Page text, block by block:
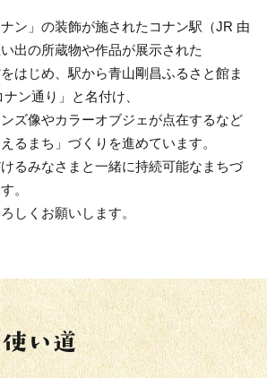
ン」の装飾が施されたコナン駅（JR 由
出の所蔵物や作品が展示された
はじめ、駅から青山剛昌ふるさと館ま
ン通り」と名付け、
ズ像やカラーオブジェが点在するなど
るまち」づくりを進めています。
るみなさまと一緒に持続可能なまちづ
。
しくお願いします。